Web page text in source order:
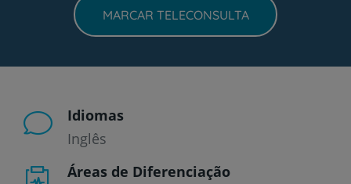
MARCAR TELECONSULTA
Idiomas
Inglês
Áreas de Diferenciação